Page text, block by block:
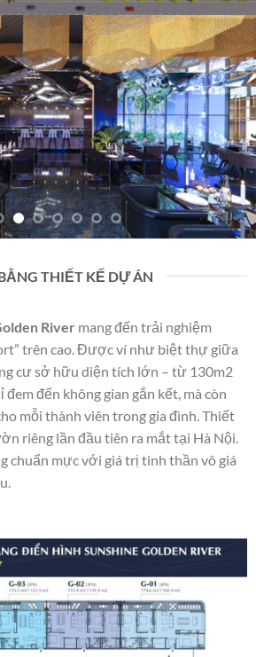
THIẾT KẾ DỰ ÁN
River mang đến trải nghiệm
trên cao. Được ví như biệt thự giữa
cư sở hữu diện tích lớn – từ 130m2
đến không gian gắn kết, mà còn
mỗi thành viên trong gia đình. Thiết
riêng lần đầu tiên ra mắt tại Hà Nội.
chuẩn mực với giá trị tinh thần vô giá